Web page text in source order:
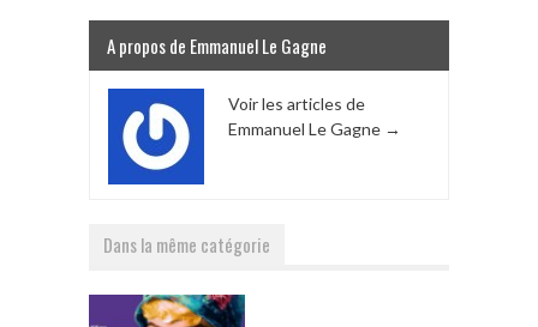
A propos de Emmanuel Le Gagne
Voir les articles de
Emmanuel Le Gagne →
Dans la même catégorie